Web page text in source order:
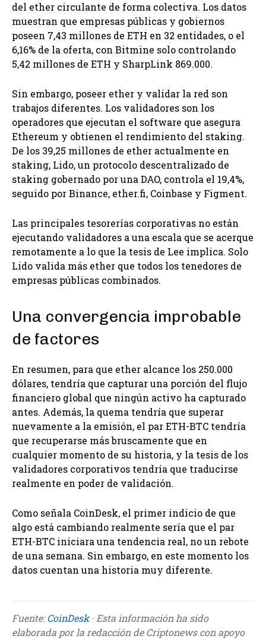
del ether circulante de forma colectiva. Los datos
muestran que empresas públicas y gobiernos
poseen 7,43 millones de ETH en 32 entidades, o el
6,16% de la oferta, con Bitmine solo controlando
5,42 millones de ETH y SharpLink 869.000.
Sin embargo, poseer ether y validar la red son
trabajos diferentes. Los validadores son los
operadores que ejecutan el software que asegura
Ethereum y obtienen el rendimiento del staking.
De los 39,25 millones de ether actualmente en
staking, Lido, un protocolo descentralizado de
staking gobernado por una DAO, controla el 19,4%,
seguido por Binance, ether.fi, Coinbase y Figment.
Las principales tesorerías corporativas no están
ejecutando validadores a una escala que se acerque
remotamente a lo que la tesis de Lee implica. Solo
Lido valida más ether que todos los tenedores de
empresas públicas combinados.
Una convergencia improbable
de factores
En resumen, para que ether alcance los 250.000
dólares, tendría que capturar una porción del flujo
financiero global que ningún activo ha capturado
antes. Además, la quema tendría que superar
nuevamente a la emisión, el par ETH-BTC tendría
que recuperarse más bruscamente que en
cualquier momento de su historia, y la tesis de los
validadores corporativos tendría que traducirse
realmente en poder de validación.
Como señala CoinDesk, el primer indicio de que
algo está cambiando realmente sería que el par
ETH-BTC iniciara una tendencia real, no un rebote
de una semana. Sin embargo, en este momento los
datos cuentan una historia muy diferente.
Fuente:CoinDesk· Esta información ha sido
elaborada por la redacción de Criptonews con apoyo